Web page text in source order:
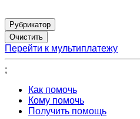
Рубрикатор
Перейти к мультиплатежу
;
Как помочь
Кому помочь
Получить помощь